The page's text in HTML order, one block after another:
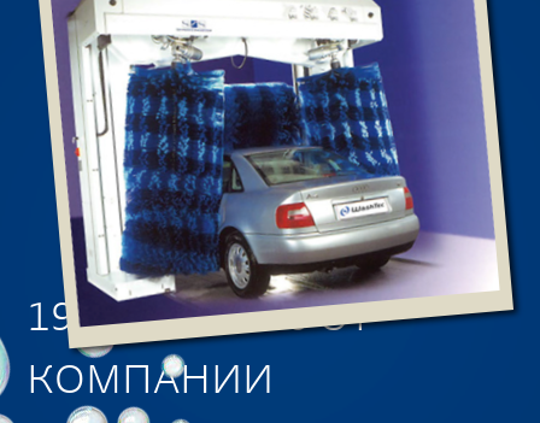
1998 Г. - СК 30 ОТ
КОМПАНИИ